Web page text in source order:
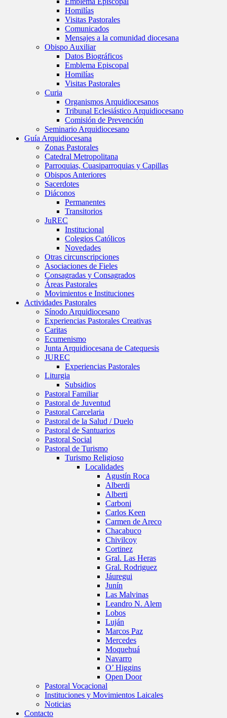
Homilías
Visitas Pastorales
Comunicados
Mensajes a la comunidad diocesana
Obispo Auxiliar
Datos Biográficos
Emblema Episcopal
Homilías
Visitas Pastorales
Curia
Organismos Arquidiocesanos
Tribunal Eclesiástico Arquidiocesano
Comisión de Prevención
Seminario Arquidiocesano
Guía Arquidiocesana
Zonas Pastorales
Catedral Metropolitana
Parroquias, Cuasiparroquias y Capillas
Obispos Anteriores
Sacerdotes
Diáconos
Permanentes
Transitorios
JuREC
Institucional
Colegios Católicos
Novedades
Otras circunscripciones
Asociaciones de Fieles
Consagradas y Consagrados
Áreas Pastorales
Movimientos e Instituciones
Actividades Pastorales
Sínodo Arquidiocesano
Experiencias Pastorales Creativas
Caritas
Ecumenismo
Junta Arquidiocesana de Catequesis
JUREC
Experiencias Pastorales
Liturgia
Subsidios
Pastoral Familiar
Pastoral de Juventud
Pastoral Carcelaria
Pastoral de la Salud / Duelo
Pastoral de Santuarios
Pastoral Social
Pastoral de Turismo
Turismo Religioso
Localidades
Agustín Roca
Alberdi
Alberti
Carboni
Carlos Keen
Carmen de Areco
Chacabuco
Chivilcoy
Cortinez
Gral. Las Heras
Gral. Rodriguez
Jáuregui
Junín
Las Malvinas
Leandro N. Alem
Lobos
Luján
Marcos Paz
Mercedes
Moquehuá
Navarro
O’ Higgins
Open Door
Pastoral Vocacional
Instituciones y Movimientos Laicales
Noticias
Contacto